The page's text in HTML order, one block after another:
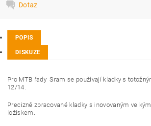
Dotaz
POPIS
DISKUZE
Pro MTB řady Sram se používají kladky s
12/14.
Precizně zpracované kladky s inovovaným
ložiskem.